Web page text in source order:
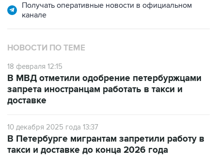
Получать оперативные новости в официальном
канале
НОВОСТИ ПО ТЕМЕ
18 февраля 12:15
В МВД отметили одобрение петербуржцами
запрета иностранцам работать в такси и
доставке
10 декабря 2025 года 13:37
В Петербурге мигрантам запретили работу в
такси и доставке до конца 2026 года